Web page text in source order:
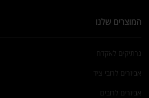
המוצרים שלנו
נרתיקים לאקדח
אביזרים לרובי ציד
אביזרים לרובים